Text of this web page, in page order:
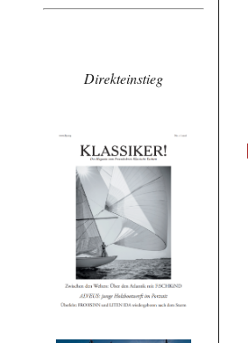
Direkteinstieg